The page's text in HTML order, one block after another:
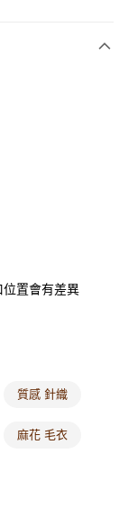
查看運費
置會有差異
質感 針織
麻花 毛衣